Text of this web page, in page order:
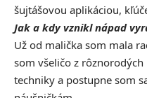
šujtášovou aplikáciou,
Jak a kdy vznikl nápad
Už od malička som mala
som všeličo z
techniky a postupne som